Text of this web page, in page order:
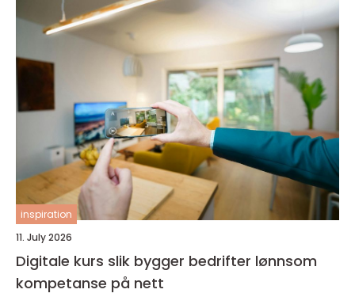
inspiration
11. July 2026
Digitale kurs slik bygger bedrifter lønnsom
kompetanse på nett